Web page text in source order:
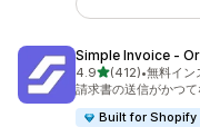
Simple Invoice ‑
4.95つ星中
(412)
合計レビュー数：412
•無料イン
請求書の送信がかつて
Built for Shopify